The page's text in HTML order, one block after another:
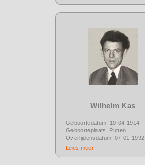
Wilhelm Kas
Geboortedatum: 10-04-1914
Geboorteplaats: Putten
Overlijdensdatum: 07-01-1992
Lees meer